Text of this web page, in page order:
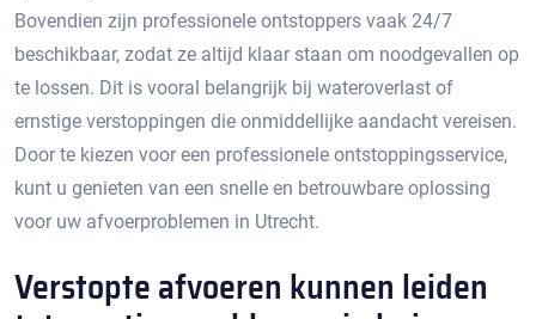
Bovendien zijn professionele ontstoppers vaak 24/7
beschikbaar, zodat ze altijd klaar staan om noodgevallen op
te lossen.​ Dit is vooral belangrijk bij wateroverlast of
ernstige verstoppingen die onmiddellijke aandacht vereisen.​
Door te kiezen voor een professionele ontstoppingsservice,
kunt u genieten van een snelle en betrouwbare oplossing
voor uw afvoerproblemen in Utrecht.​
Verstopte afvoeren kunnen leiden